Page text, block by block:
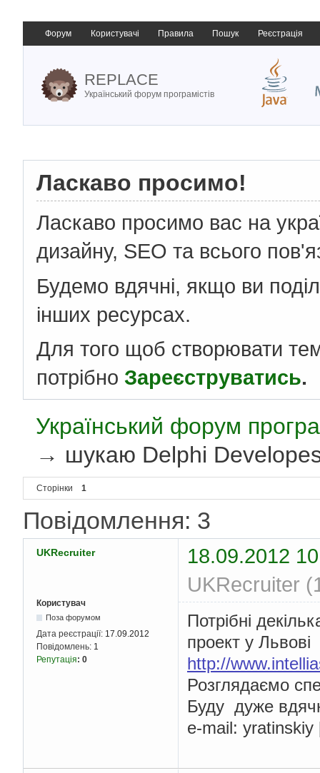
Форум Користувачі Правила Пошук Реєстрація
REPLACE
Український форум програмістів
Ласкаво просимо!
Ласкаво просимо вас на
дизайну, SEO та всього
Будемо вдячні, якщо ви
інших ресурсах.
Для того щоб створювати
потрібно Зареєструватись.
Український форум
→ шукаю Delphi
Сторінки 1
Повідомлення: 3
UKRecruiter
18.09.2012
UKRecruiter
Користувач
Поза форумом
Дата реєстрації: 17.09.2012
Повідомлень: 1
Репутація: 0
Потрібні
проект у Львові
http://
Розглядаємо
Буду дуже
e-mail: